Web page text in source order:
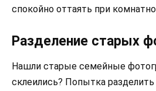
спокойно оттаять при
Разделение старых
Нашли старые семейные
склеились? Попытка